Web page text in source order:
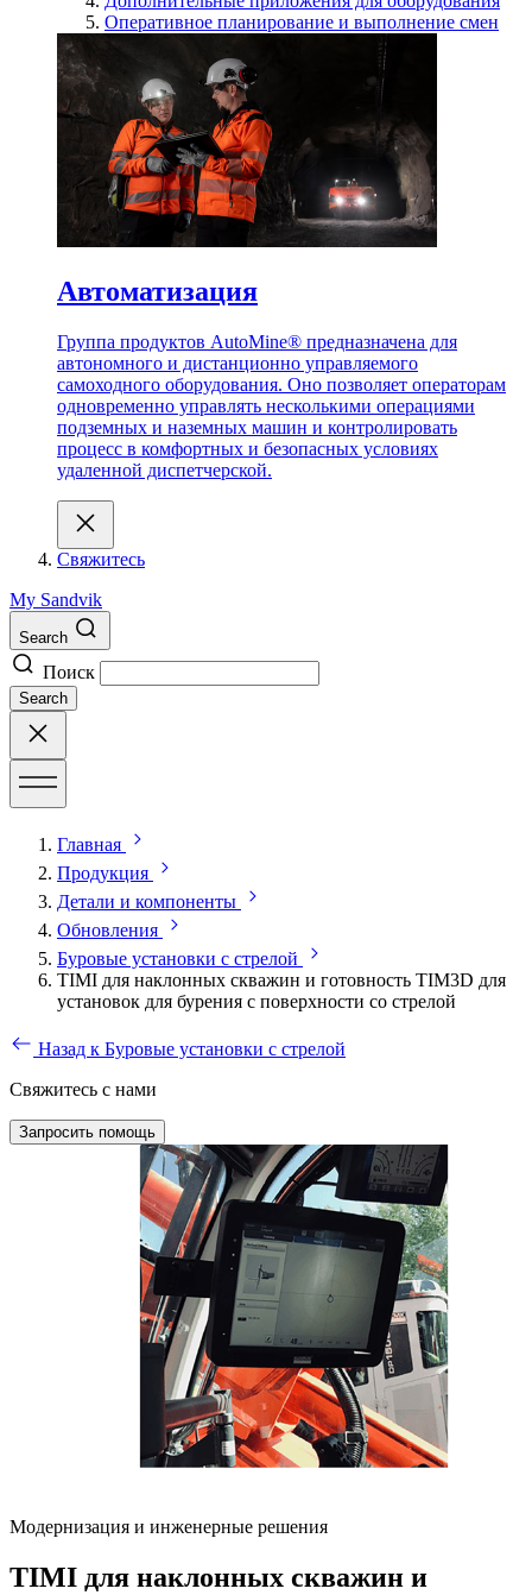
Оперативное планирование и выполнение смен
Автоматизация
Группа продуктов AutoMine® предназначена для
автономного и дистанционно управляемого
самоходного оборудования. Оно позволяет операторам
одновременно управлять несколькими операциями
подземных и наземных машин и контролировать
процесс в комфортных и безопасных условиях
удаленной диспетчерской.
Свяжитесь
My Sandvik
Search
Поиск
Search
Главная
Продукция
Детали и компоненты
Обновления
Буровые установки с стрелой
TIMI для наклонных скважин и готовность TIM3D для
установок для бурения с поверхности со стрелой
Назад к Буровые установки с стрелой
Свяжитесь с нами
Запросить помощь
Модернизация и инженерные решения
TIMI для наклонных скважин и